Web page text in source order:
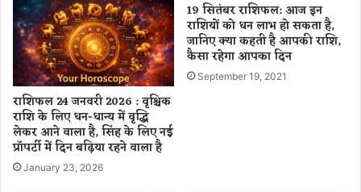
र
ही
है
स
र
का
र
:
ख्य
गीं
डां
स
र्स
,
पु
लि
स
र्मि
राशिफल 24 जनवरी 2026 : वृश्चिक
राशि के लिए धन-धान्य में वृद्धि
लेकर आने वाला है, सिंह के लिए नई
प्रॉपर्टी में दिन बढ़िया रहने वाला है
January 23, 2026
19 सितंबर राशिफल: आज इन
राशियों को धन लाभ हो सकता है,
जानिए क्या कहती है आपकी राशि,
कैसा रहेगा आपका दिन
September 19, 2021